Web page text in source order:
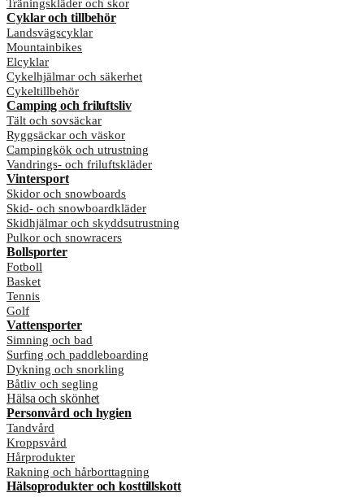
Träningskläder och skor
Cyklar och tillbehör
Landsvägscyklar
Mountainbikes
Elcyklar
Cykelhjälmar och säkerhet
Cykeltillbehör
Camping och friluftsliv
Tält och sovsäckar
Ryggsäckar och väskor
Campingkök och utrustning
Vandrings- och friluftskläder
Vintersport
Skidor och snowboards
Skid- och snowboardkläder
Skidhjälmar och skyddsutrustning
Pulkor och snowracers
Bollsporter
Fotboll
Basket
Tennis
Golf
Vattensporter
Simning och bad
Surfing och paddleboarding
Dykning och snorkling
Båtliv och segling
Hälsa och skönhet
Personvård och hygien
Tandvård
Kroppsvård
Hårprodukter
Rakning och hårborttagning
Hälsoprodukter och kosttillskott